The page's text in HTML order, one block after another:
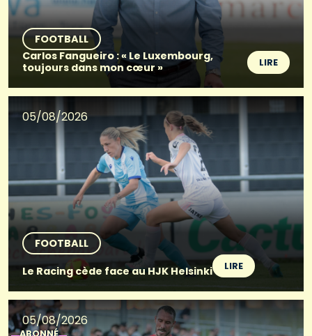
FOOTBALL
Carlos Fangueiro : « Le Luxembourg,
toujours dans mon cœur »
LIRE
05/08/2026
FOOTBALL
Le Racing cède face au HJK Helsinki
LIRE
05/08/2026